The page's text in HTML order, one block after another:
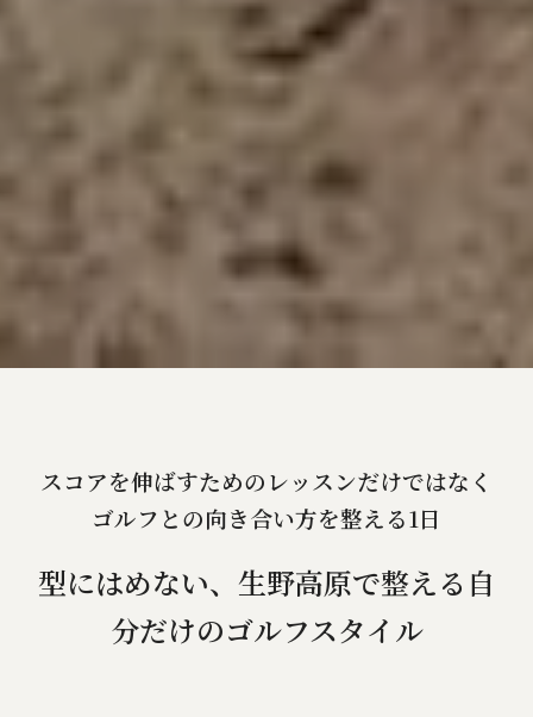
スコアを伸ばすためのレッスンだけではなく
ゴルフとの向き合い方を整える1日
型にはめない、生野高原で整える自
分だけのゴルフスタイル